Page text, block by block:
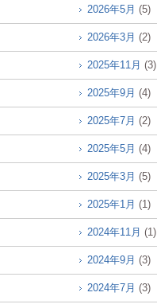
2026年5月 (5)
2026年3月 (2)
2025年11月 (3)
2025年9月 (4)
2025年7月 (2)
2025年5月 (4)
2025年3月 (5)
2025年1月 (1)
2024年11月 (1)
2024年9月 (3)
2024年7月 (3)